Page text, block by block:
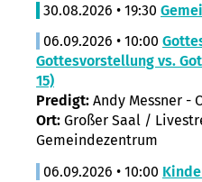
30.08.2026 • 19:30
06.09.2026 • 10:00
Gottesvorstellung vs.
15)
Predigt: Andy Messner -
Ort: Großer Saal /
Gemeindezentrum
06.09.2026 • 10:00